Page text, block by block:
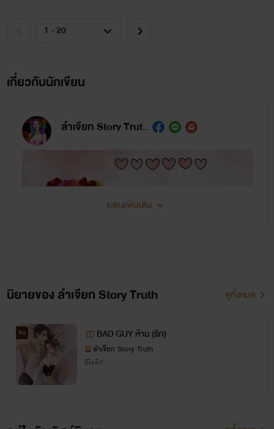
เกี่ยวกับนักเขียน
ลำเจียก Story Truth
แสดงเพิ่มเติม
นิยายของ ลำเจียก Story Truth ดูทั้งหมด
จบ BAD GUY ห้าม (รัก)
ลำเจียก Story Truth
อีโรติก